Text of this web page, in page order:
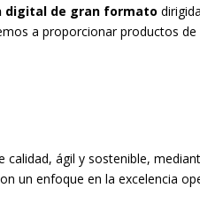
digital de gran formato
a proporcionar productos
ágil y sostenible,
un enfoque en la excelencia